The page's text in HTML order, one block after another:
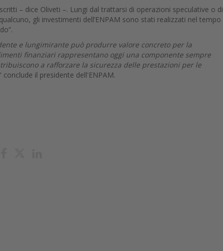
– dice Oliveti –. Lungi dal trattarsi di operazioni speculative o di
gli investimenti dell’ENPAM sono stati realizzati nel tempo
e lungimirante può produrre valore concreto per la
finanziari rappresentano oggi una componente sempre
a rafforzare la sicurezza delle prestazioni per le
conclude il presidente dell'ENPAM.